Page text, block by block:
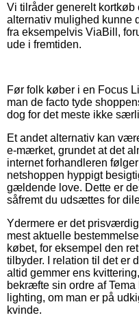
Vi tilråder generelt
alternativ mulighed kunne
fra eksempelvis ViaBill,
ude i fremtiden.
Før folk køber i en Focus
man de facto tyde
dog for det meste ikke
Et andet alternativ kan
e-mærket, grundet at det
internet forhandleren
netshoppen hyppigt
gældende love. Dette er
såfremt du udsættes for
Ydermere er det
mest aktuelle
købet, for eksempel den
tilbyder. I relation til det er
altid gemmer ens
bekræfte sin ordre af
lighting, om man er på
kvinde.